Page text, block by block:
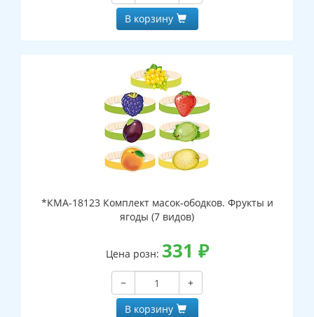
В корзину
*КМА-18123 Комплект масок-ободков. Фрукты и
ягоды (7 видов)
Цена розн: 331 ₽
−
+
В корзину